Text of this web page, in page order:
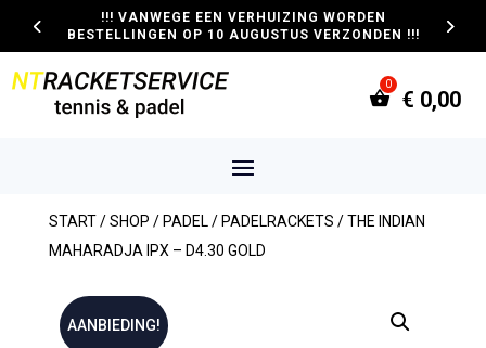
!!! VANWEGE EEN VERHUIZING WORDEN
BESTELLINGEN OP 10 AUGUSTUS VERZONDEN !!!
€ 0,00
START/SHOP / PADEL / PADELRACKETS / THE INDIAN
MAHARADJA IPX – D4.30 GOLD
AANBIEDING!